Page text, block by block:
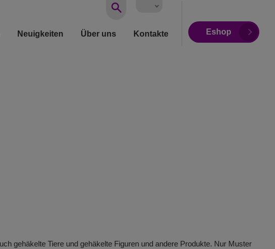
Neuigkeiten Über uns Kontakte
Vyhledávání
Eshop
gehäkelte Tiere und gehäkelte Figuren und andere Produkte. Nur Muster